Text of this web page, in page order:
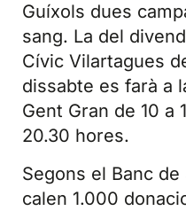
Guíxols dues
sang. La del
Cívic Vilartagues
dissabte es farà a
Gent Gran de 10 a
20.30 hores.
Segons el Banc
calen 1.000